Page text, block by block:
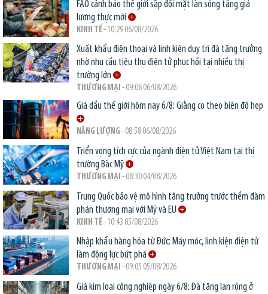
FAO cảnh báo thế giới sắp đối mặt làn sóng tăng giá
lương thực mới
KINH TẾ- 10:29 06/08/2026
Xuất khẩu điện thoại và linh kiện duy trì đà tăng trưởng
nhờ nhu cầu tiêu thụ điện tử phục hồi tại nhiều thị
trường lớn
THƯƠNG MẠI - 09:06 06/08/2026
Giá dầu thế giới hôm nay 6/8: Giằng co theo biên độ hẹp
NĂNG LƯỢNG - 08:58 06/08/2026
Triển vọng tích cực của ngành điện tử Việt Nam tại thị
trường Bắc Mỹ
THƯƠNG MẠI - 08:30 04/08/2026
Trung Quốc bảo vệ mô hình tăng trưởng trước thềm đàm
phán thương mại với Mỹ và EU
KINH TẾ- 10:43 05/08/2026
Nhập khẩu hàng hóa từ Đức: Máy móc, linh kiện điện tử
làm động lực bứt phá
THƯƠNG MẠI - 09:05 05/08/2026
Giá kim loại công nghiệp ngày 6/8: Đà tăng lan rộng ở